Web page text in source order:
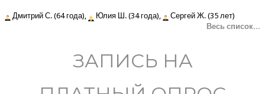
Дмитрий С. (64 года), Юлия Ш. (34 года),
Сергей Ж. (35 лет)
Весь список...
ЗАПИСЬ НА